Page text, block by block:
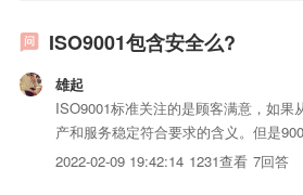
ISO9001包含安全么?
雄起
ISO9001标准关注的是顾客满意，如果
产和服务稳定符合要求的含义。但是
安全的条款要求。此外，7.5.4条款是顾
2022-02-09 19:42:14 1231查看 7回答